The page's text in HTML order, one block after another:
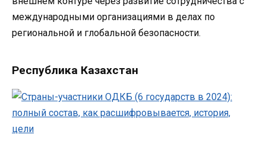
международными организациями в делах по
региональной и глобальной безопасности.
Республика Казахстан